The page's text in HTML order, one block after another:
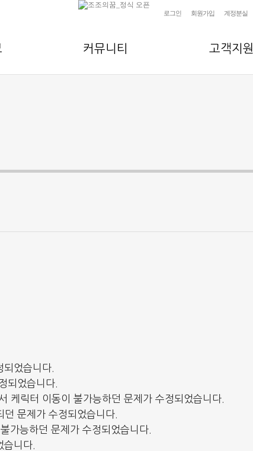
로그인 회원가입 계정분실
커뮤니티 고객지원
었습니다.
되었습니다.
케릭터 이동이 불가능하던 문제가 수정되었습니다.
문제가 수정되었습니다.
가능하던 문제가 수정되었습니다.
니다.